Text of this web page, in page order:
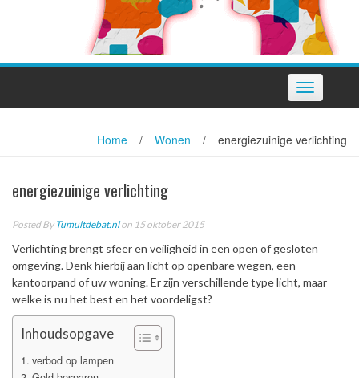
Toggle
navigation
Home / Wonen / energiezuinige verlichting
energiezuinige verlichting
Posted By Tumultdebat.nlon 15 oktober 2015
Verlichting brengt sfeer en veiligheid in een open of gesloten
omgeving. Denk hierbij aan licht op openbare wegen, een
kantoorpand of uw woning. Er zijn verschillende type licht, maar
welke is nu het best en het voordeligst?
Inhoudsopgave
verbod op lampen